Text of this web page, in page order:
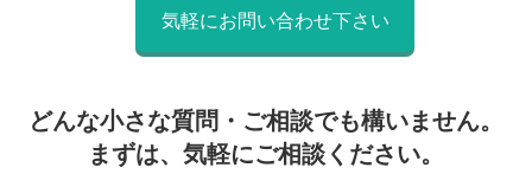
気軽にお問い合わせ下さい
どんな小さな質問・ご相談でも構いません。
まずは、気軽にご相談ください。